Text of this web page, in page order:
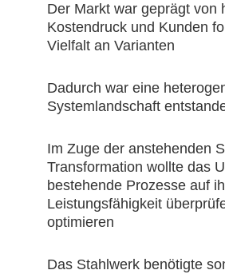
Der Markt war geprägt von
Kostendruck und Kunden
Vielfalt an Varianten
Dadurch war eine
Systemlandschaft
Im Zuge der anstehenden
Transformation wollte das
bestehende Prozesse auf
Leistungsfähigkeit
optimieren
Das Stahlwerk benötigte